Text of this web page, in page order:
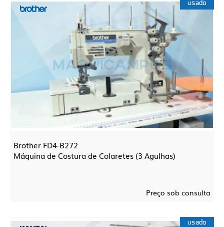
usado
Brother FD4-B272
Máquina de Costura de Colaretes (3 Agulhas)
Preço sob consulta
usado